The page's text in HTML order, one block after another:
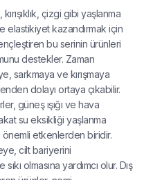
çizgi gibi yaşlanma
elastikiyet kazandırmak için
bu serinin ürünleri
destekler. Zaman
sarkmaya ve kırışmaya
dolayı ortaya çıkabilir.
güneş ışığı ve hava
su eksikliği yaşlanma
etkenlerden biridir.
cilt bariyerini
olmasına yardımcı olur. Dış